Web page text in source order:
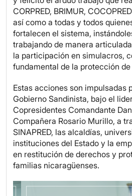
CORPRED, BRIMUR,
así como a todas y todos
fortalecen el sistema,
trabajando de manera
la participación en simulacros,
fundamental de la protección
Estas acciones son impulsadas
Gobierno Sandinista, bajo el
Copresidentes Comandante
Compañera Rosario Murillo, a
SINAPRED, las alcaldías,
instituciones del Estado y la
en restitución de derechos y
familias nicaragüenses.